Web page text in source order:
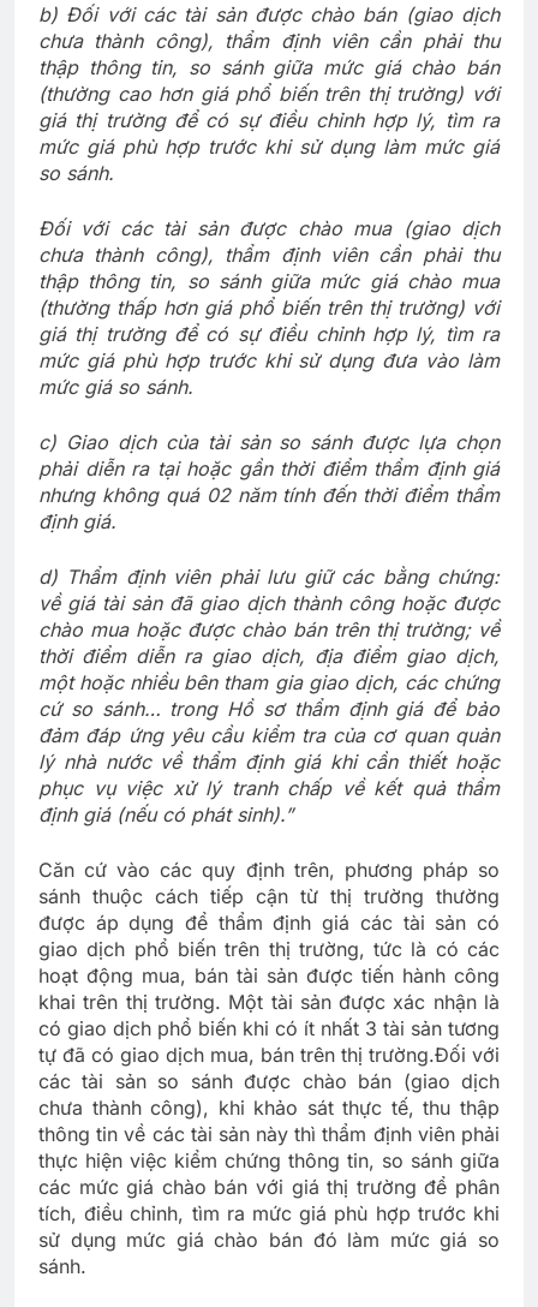
b) Đối với các tài sản được chào bán (giao dịch
chưa thành công), thẩm định viên cần phải thu
thập thông tin, so sánh giữa mức giá chào bán
(thường cao hơn giá phổ biến trên thị trường) với
giá thị trường để có sự điều chỉnh hợp lý, tìm ra
mức giá phù hợp trước khi sử dụng làm mức giá
so sánh.
Đối với các tài sản được chào mua (giao dịch
chưa thành công), thẩm định viên cần phải thu
thập thông tin, so sánh giữa mức giá chào mua
(thường thấp hơn giá phổ biến trên thị trường) với
giá thị trường để có sự điều chỉnh hợp lý, tìm ra
mức giá phù hợp trước khi sử dụng đưa vào làm
mức giá so sánh.
c) Giao dịch của tài sản so sánh được lựa chọn
phải diễn ra tại hoặc gần thời điểm thẩm định giá
nhưng không quá 02 năm tính đến thời điểm thẩm
định giá.
d) Thẩm định viên phải lưu giữ các bằng chứng:
về giá tài sản đã giao dịch thành công hoặc được
chào mua hoặc được chào bán trên thị trường; về
thời điểm diễn ra giao dịch, địa điểm giao dịch,
một hoặc nhiều bên tham gia giao dịch, các chứng
cứ so sánh… trong Hồ sơ thẩm định giá để bảo
đảm đáp ứng yêu cầu kiểm tra của cơ quan quản
lý nhà nước về thẩm định giá khi cần thiết hoặc
phục vụ việc xử lý tranh chấp về kết quả thẩm
định giá (nếu có phát sinh).”
Căn cứ vào các quy định trên, phương pháp so
sánh thuộc cách tiếp cận từ thị trường thường
được áp dụng để thẩm định giá các tài sản có
giao dịch phổ biến trên thị trường, tức là có các
hoạt động mua, bán tài sản được tiến hành công
khai trên thị trường. Một tài sản được xác nhận là
có giao dịch phổ biến khi có ít nhất 3 tài sản tương
tự đã có giao dịch mua, bán trên thị trường.Đối với
các tài sản so sánh được chào bán (giao dịch
chưa thành công), khi khảo sát thực tế, thu thập
thông tin về các tài sản này thì thẩm định viên phải
thực hiện việc kiểm chứng thông tin, so sánh giữa
các mức giá chào bán với giá thị trường để phân
tích, điều chỉnh, tìm ra mức giá phù hợp trước khi
sử dụng mức giá chào bán đó làm mức giá so
sánh.